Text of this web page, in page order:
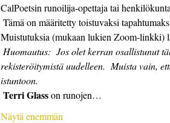
CalPoetsin runoilija-opettaja tai
Muistutuksia (mukaan lukien Zoom-linkki)
Huomautus: Jos olet kerran osallistunut
rekisteröitymistä uudelleen. Muista vain,
istuntoon.
Terri Glass on runojen…
Näytä enemmän